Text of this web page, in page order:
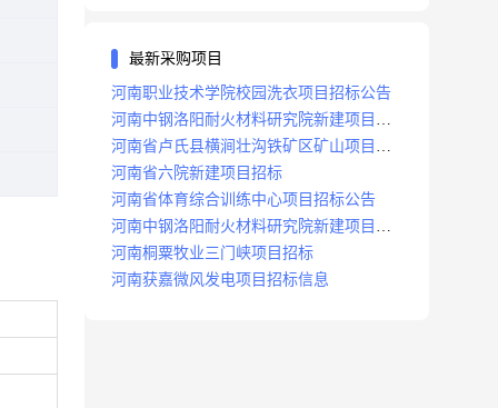
最新采购项目
河南职业技术学院校园洗衣项目招标公告
河南中钢洛阳耐火材料研究院新建项目招
标
河南省卢氏县横涧壮沟铁矿区矿山项目招
标公告
河南省六院新建项目招标
河南省体育综合训练中心项目招标公告
河南中钢洛阳耐火材料研究院新建项目招
标
河南桐粟牧业三门峡项目招标
河南获嘉微风发电项目招标信息